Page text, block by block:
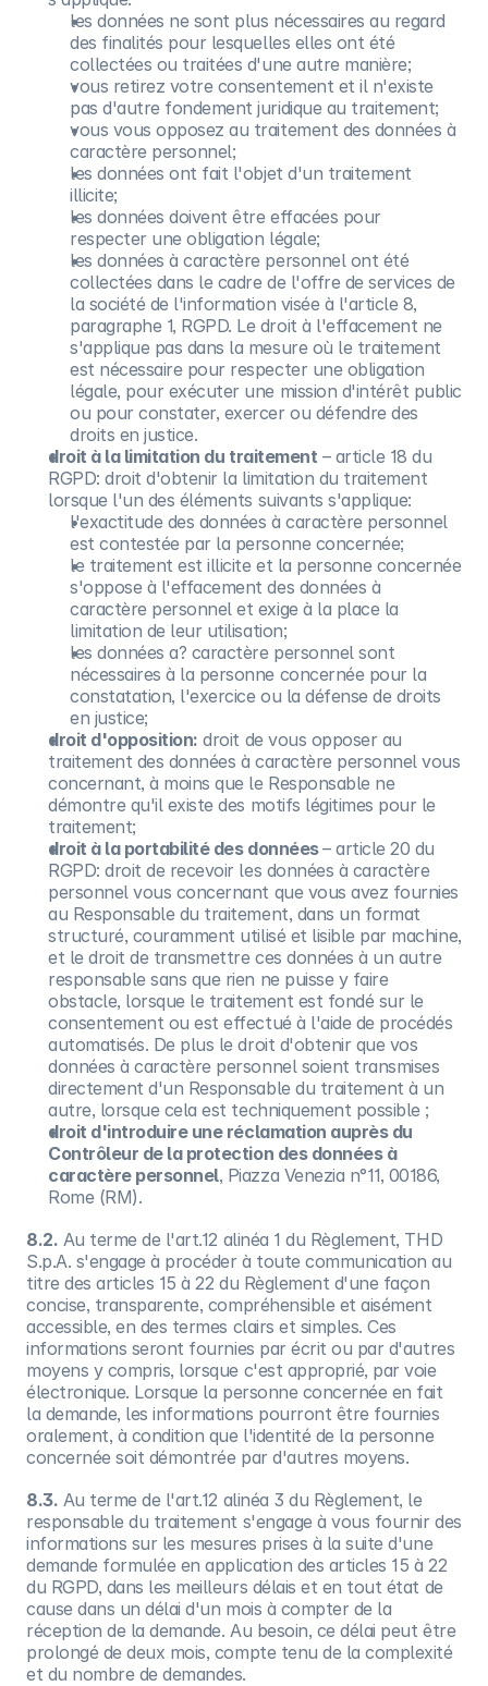
les données ne sont plus nécessaires au regard
des finalités pour lesquelles elles ont été
collectées ou traitées d'une autre manière;
vous retirez votre consentement et il n'existe
pas d'autre fondement juridique au traitement;
vous vous opposez au traitement des données à
caractère personnel;
les données ont fait l'objet d'un traitement
illicite;
les données doivent être effacées pour
respecter une obligation légale;
les données à caractère personnel ont été
collectées dans le cadre de l'offre de services de
la société de l'information visée à l'article 8,
paragraphe 1, RGPD. Le droit à l'effacement ne
s'applique pas dans la mesure où le traitement
est nécessaire pour respecter une obligation
légale, pour exécuter une mission d'intérêt public
ou pour constater, exercer ou défendre des
droits en justice.
droit à la limitation du traitement – article 18 du
RGPD: droit d'obtenir la limitation du traitement
lorsque l'un des éléments suivants s'applique:
l'exactitude des données à caractère personnel
est contestée par la personne concernée;
le traitement est illicite et la personne concernée
s'oppose à l'effacement des données à
caractère personnel et exige à la place la
limitation de leur utilisation;
les données a? caractère personnel sont
nécessaires à la personne concernée pour la
constatation, l'exercice ou la défense de droits
en justice;
droit d'opposition: droit de vous opposer au
traitement des données à caractère personnel vous
concernant, à moins que le Responsable ne
démontre qu'il existe des motifs légitimes pour le
traitement;
droit à la portabilité des données– article 20 du
RGPD: droit de recevoir les données à caractère
personnel vous concernant que vous avez fournies
au Responsable du traitement, dans un format
structuré, couramment utilisé et lisible par machine,
et le droit de transmettre ces données à un autre
responsable sans que rien ne puisse y faire
obstacle, lorsque le traitement est fondé sur le
consentement ou est effectué à l'aide de procédés
automatisés. De plus le droit d'obtenir que vos
données à caractère personnel soient transmises
directement d'un Responsable du traitement à un
autre, lorsque cela est techniquement possible ;
droit d'introduire une réclamation auprès du
Contrôleur de la protection des données à
caractère personnel, Piazza Venezia n°11, 00186,
Rome (RM).
8.2. Au terme de l'art.12 alinéa 1 du Règlement, THD
S.p.A. s'engage à procéder à toute communication au
titre des articles 15 à 22 du Règlement d'une façon
concise, transparente, compréhensible et aisément
accessible, en des termes clairs et simples. Ces
informations seront fournies par écrit ou par d'autres
moyens y compris, lorsque c'est approprié, par voie
électronique. Lorsque la personne concernée en fait
la demande, les informations pourront être fournies
oralement, à condition que l'identité de la personne
concernée soit démontrée par d'autres moyens.
8.3. Au terme de l'art.12 alinéa 3 du Règlement, le
responsable du traitement s'engage à vous fournir des
informations sur les mesures prises à la suite d'une
demande formulée en application des articles 15 à 22
du RGPD, dans les meilleurs délais et en tout état de
cause dans un délai d'un mois à compter de la
réception de la demande. Au besoin, ce délai peut être
prolongé de deux mois, compte tenu de la complexité
et du nombre de demandes.